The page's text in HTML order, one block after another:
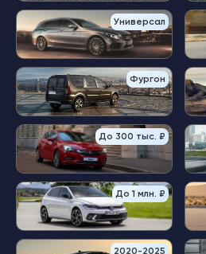
Универсал
Фургон
До 300 тыс. ₽
До 1 млн. ₽
2020-2025